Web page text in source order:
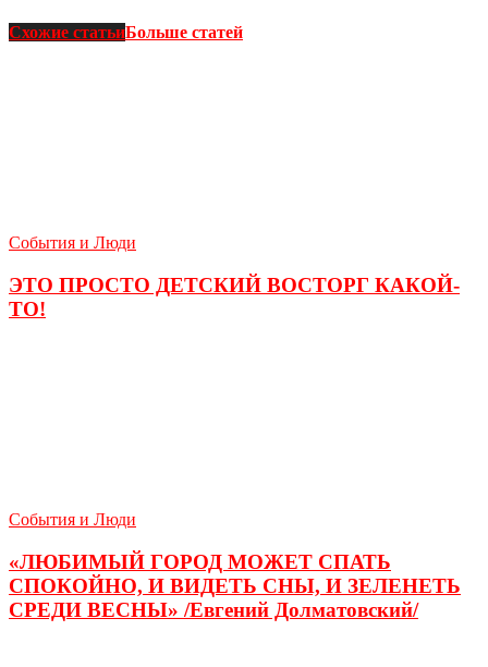
Схожие статьиБольше статей
События и Люди
ЭТО ПРОСТО ДЕТСКИЙ ВОСТОРГ КАКОЙ-
ТО!
События и Люди
«ЛЮБИМЫЙ ГОРОД МОЖЕТ СПАТЬ
СПОКОЙНО, И ВИДЕТЬ СНЫ, И ЗЕЛЕНЕТЬ
СРЕДИ ВЕСНЫ» /Евгений Долматовский/